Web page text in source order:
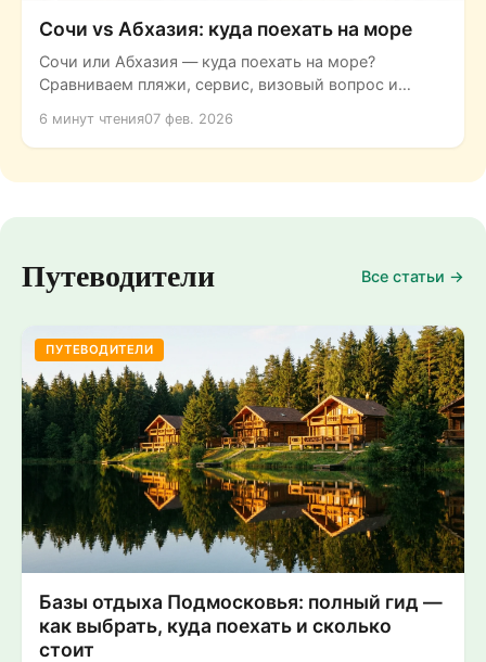
Сочи vs Абхазия: куда поехать на море
Сочи или Абхазия — куда поехать на море?
Сравниваем пляжи, сервис, визовый вопрос и
6 минут чтения07 фев. 2026
Путеводители Все статьи →
ПУТЕВОДИТЕЛИ
Базы отдыха Подмосковья: полный гид —
как выбрать, куда поехать и сколько
стоит